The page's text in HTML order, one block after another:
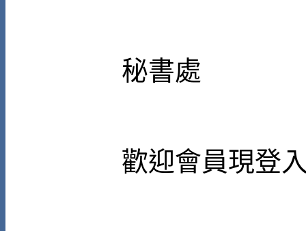
秘書處
歡迎會員現登